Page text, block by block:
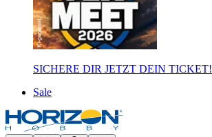
SICHERE DIR JETZT DEIN TICKET!
Sale